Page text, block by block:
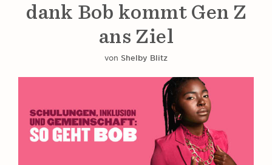
dank Bob kommt Gen Z
ans Ziel
von Shelby Blitz